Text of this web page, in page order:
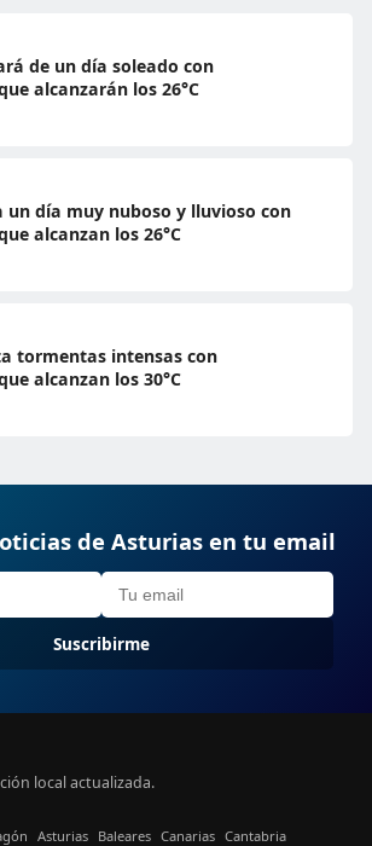
de un día soleado con
alcanzarán los 26°C
un día muy nuboso y lluvioso con
alcanzan los 26°C
tormentas intensas con
alcanzan los 30°C
de Asturias en tu email
Suscribirme
local actualizada.
Asturias Baleares Canarias Cantabria